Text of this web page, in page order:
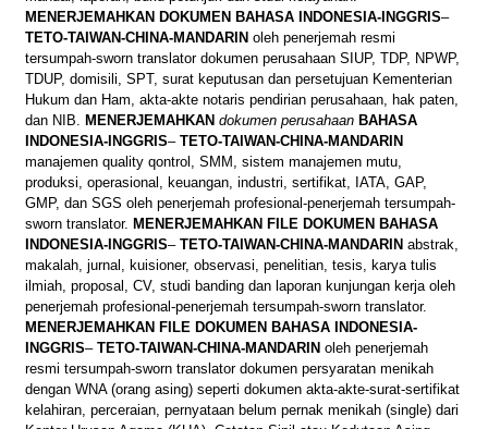
MENERJEMAHKAN DOKUMEN BAHASA INDONESIA-INGGRIS–
TETO-TAIWAN-CHINA-MANDARIN oleh penerjemah resmi
tersumpah-sworn translator dokumen perusahaan SIUP, TDP, NPWP,
TDUP, domisili, SPT, surat keputusan dan persetujuan Kementerian
Hukum dan Ham, akta-akte notaris pendirian perusahaan, hak paten,
dan NIB. MENERJEMAHKAN dokumen perusahaan BAHASA
INDONESIA-INGGRIS–TETO-TAIWAN-CHINA-MANDARIN
manajemen quality qontrol, SMM, sistem manajemen mutu,
produksi, operasional, keuangan, industri, sertifikat, IATA, GAP,
GMP, dan SGS oleh penerjemah profesional-penerjemah tersumpah-
sworn translator. MENERJEMAHKAN FILE DOKUMEN BAHASA
INDONESIA-INGGRIS–TETO-TAIWAN-CHINA-MANDARIN abstrak,
makalah, jurnal, kuisioner, observasi, penelitian, tesis, karya tulis
ilmiah, proposal, CV, studi banding dan laporan kunjungan kerja oleh
penerjemah profesional-penerjemah tersumpah-sworn translator.
MENERJEMAHKAN FILE DOKUMEN BAHASA
INDONESIA-
INGGRIS–TETO-TAIWAN-CHINA-MANDARIN oleh penerjemah
resmi tersumpah-sworn translator dokumen persyaratan menikah
dengan WNA (orang asing) seperti dokumen akta-akte-surat-sertifikat
kelahiran, perceraian, pernyataan belum pernak menikah (single) dari